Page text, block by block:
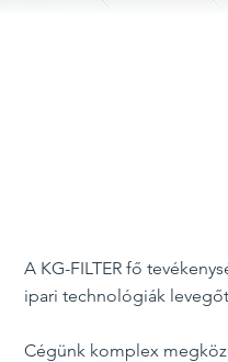
A KG-FILTER fő
ipari technológiák
Cégünk komplex